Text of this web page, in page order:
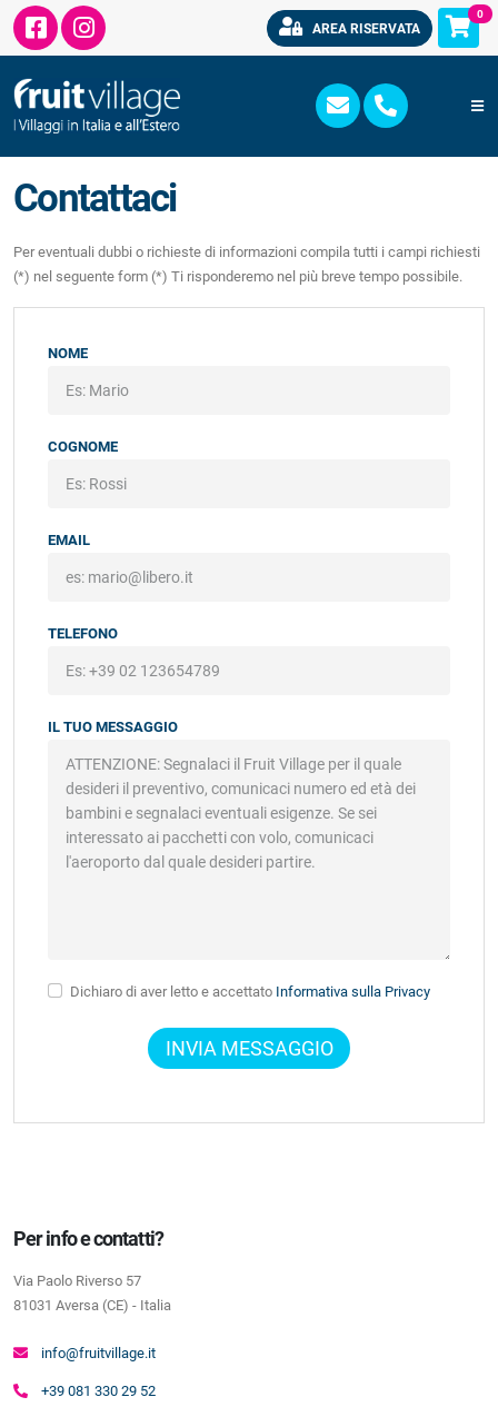
AREA RISERVATA
0
Contattaci
Per eventuali dubbi o richieste di informazioni compila tutti i campi richiesti
(*) nel seguente form (*) Ti risponderemo nel più breve tempo possibile.
NOME
COGNOME
EMAIL
TELEFONO
IL TUO MESSAGGIO
Dichiaro di aver letto e accettato Informativa sulla Privacy
INVIA MESSAGGIO
Per info e contatti?
Via Paolo Riverso 57
81031 Aversa (CE) - Italia
info@fruitvillage.it
+39 081 330 29 52